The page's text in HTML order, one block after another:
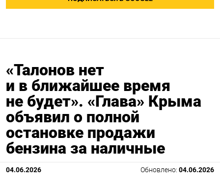
«Талонов нет
и в ближайшее время
не будет». «Глава» Крыма
объявил о полной
остановке продажи
бензина за наличные
04.06.2026 Обновлено: 04.06.2026